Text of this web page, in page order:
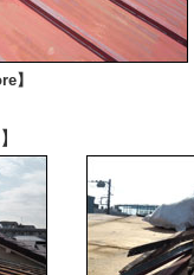
】